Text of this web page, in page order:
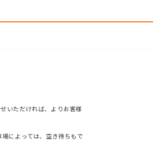
いただければ、よりお客様
によっては、空き待ちもで